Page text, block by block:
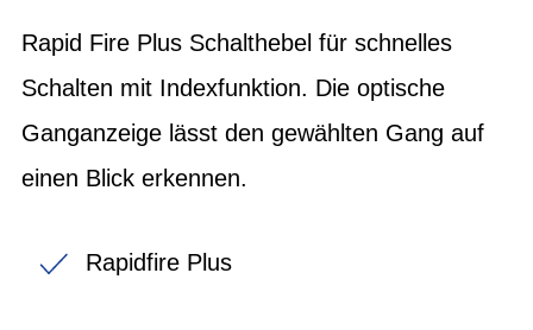
Rapid Fire Plus Schalthebel für schnelles
Schalten mit Indexfunktion. Die optische
Ganganzeige lässt den gewählten Gang auf
einen Blick erkennen.
Rapidfire Plus